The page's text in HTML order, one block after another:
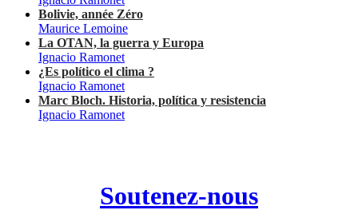
Bolivie, année Zéro
Maurice Lemoine
La OTAN, la guerra y Europa
Ignacio Ramonet
¿Es político el clima ?
Ignacio Ramonet
Marc Bloch. Historia, política y resistencia
Ignacio Ramonet
Soutenez-nous